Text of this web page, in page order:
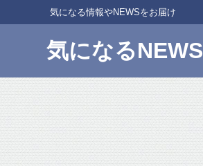
気になる情報やNEWSをお届け
気になるNEWS